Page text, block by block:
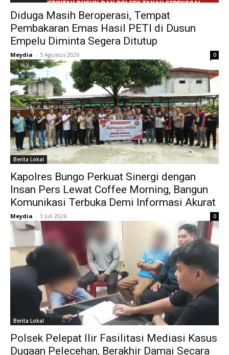
Diduga Masih Beroperasi, Tempat
Pembakaran Emas Hasil PETI di Dusun
Empelu Diminta Segera Ditutup
Meydia - 5 Agustus 2026 0
Berita Lokal
Kapolres Bungo Perkuat Sinergi dengan
Insan Pers Lewat Coffee Morning, Bangun
Komunikasi Terbuka Demi Informasi Akurat
Meydia - 3 Juli 2026 0
Berita Lokal
Polsek Pelepat Ilir Fasilitasi Mediasi Kasus
Dugaan Pelecehan, Berakhir Damai Secara